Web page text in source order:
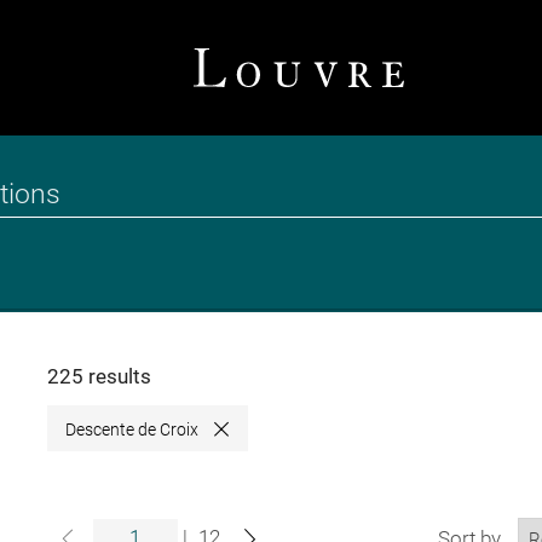
225 results
Descente de Croix Close
| 12